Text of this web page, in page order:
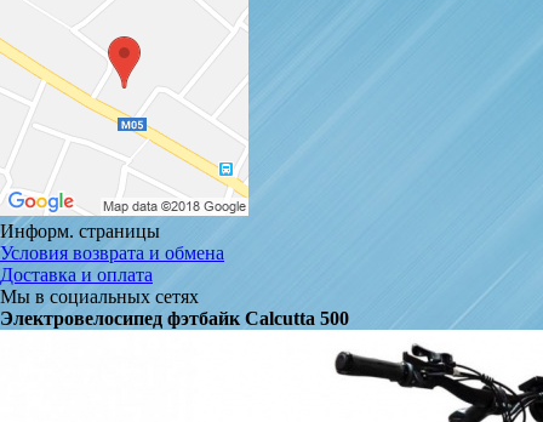
Информ. страницы
Условия возврата и обмена
Доставка и оплата
Мы в социальных сетях
Электровелосипед фэтбайк Calcutta 500